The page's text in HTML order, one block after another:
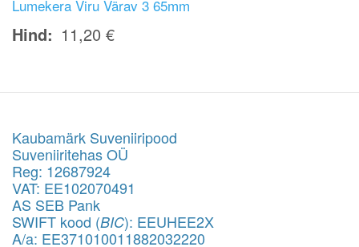
Lumekera Viru Värav 3 65mm
Hind 11,20 €
Kaubamärk Suveniiripood
Suveniiritehas OÜ
Reg: 12687924
VAT: EE102070491
AS SEB Pank
SWIFT kood (BIC): EEUHEE2X
A/a: EE371010011882032220